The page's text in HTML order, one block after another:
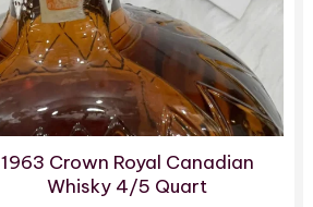
1963 Crown Royal Canadian
Whisky 4/5 Quart